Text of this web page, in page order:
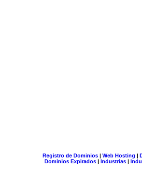
Registro de Dominios| Web Hosting |
Dominios Expirados | Industrias |